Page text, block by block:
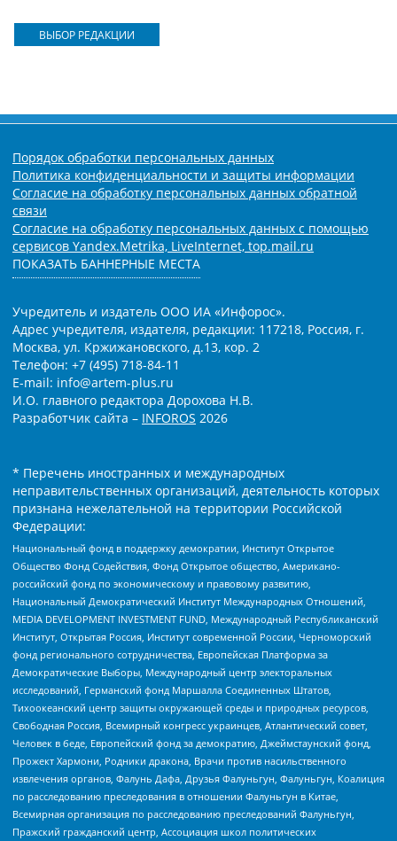
ВЫБОР РЕДАКЦИИ
Порядок обработки персональных данных
Политика конфиденциальности и защиты информации
Согласие на обработку персональных данных обратной
связи
Согласие на обработку персональных данных с помощью
сервисов Yandex.Metrika, LiveInternet, top.mail.ru
ПОКАЗАТЬ БАННЕРНЫЕ МЕСТА
Учредитель и издатель ООО ИА «Инфорос».
Адрес учредителя, издателя, редакции: 117218, Россия, г.
Москва, ул. Кржижановского, д.13, кор. 2
Телефон: +7 (495) 718-84-11
E-mail: info@artem-plus.ru
И.О. главного редактора Дорохова Н.В.
Разработчик сайта – INFOROS 2026
* Перечень иностранных и международных
неправительственных организаций, деятельность которых
признана нежелательной на территории Российской
Федерации:
Национальный фонд в поддержку демократии, Институт Открытое
Общество Фонд Содействия, Фонд Открытое общество, Американо-
российский фонд по экономическому и правовому развитию,
Национальный Демократический Институт Международных Отношений,
MEDIA DEVELOPMENT INVESTMENT FUND, Международный Республиканский
Институт, Открытая Россия, Институт современной России, Черноморский
фонд регионального сотрудничества, Европейская Платформа за
Демократические Выборы, Международный центр электоральных
исследований, Германский фонд Маршалла Соединенных Штатов,
Тихоокеанский центр защиты окружающей среды и природных ресурсов,
Свободная Россия, Всемирный конгресс украинцев, Атлантический совет,
Человек в беде, Европейский фонд за демократию, Джеймстаунский фонд,
Прожект Хармони, Родники дракона, Врачи против насильственного
извлечения органов, Фалунь Дафа, Друзья Фалуньгун, Фалуньгун, Коалиция
по расследованию преследования в отношении Фалуньгун в Китае,
Всемирная организация по расследованию преследований Фалуньгун,
Пражский гражданский центр, Ассоциация школ политических